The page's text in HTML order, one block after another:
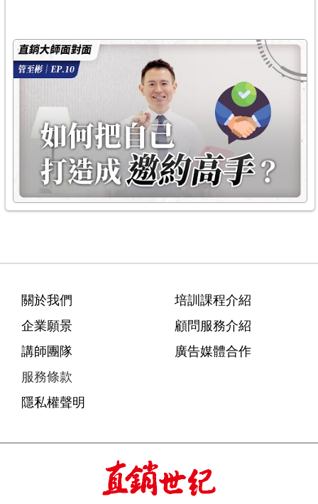
關於我們
企業願景
講師團隊
服務條款
隱私權聲明
培訓課程介紹
顧問服務介紹
廣告媒體合作